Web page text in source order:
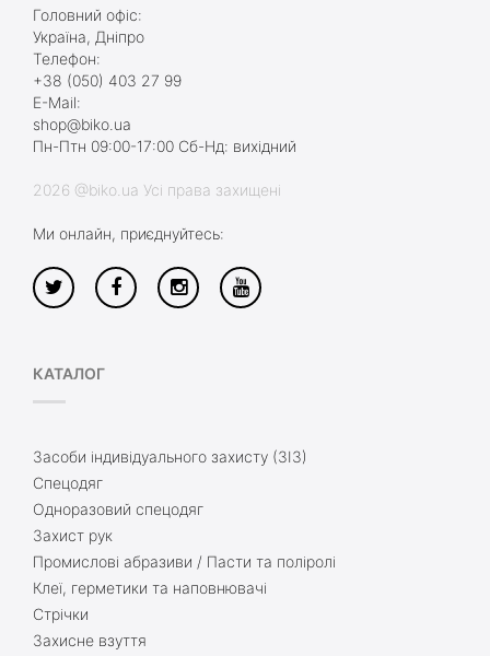
Головний офіс:
Україна, Дніпро
Телефон:
+38 (050) 403 27 99
E-Mail:
shop@biko.ua
Пн-Птн 09:00-17:00 Сб-Нд: вихідний
2026 @biko.ua Усі права захищені
Ми онлайн, приєднуйтесь:
КАТАЛОГ
Засоби індивідуального захисту (ЗІЗ)
Спецодяг
Одноразовий спецодяг
Захист рук
Промислові абразиви / Пасти та поліролі
Клеї, герметики та наповнювачі
Стрічки
Захисне взуття